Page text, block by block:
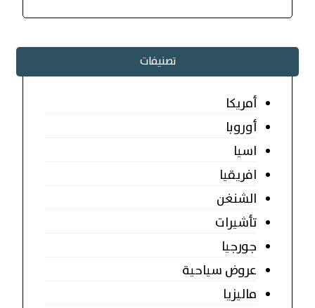
تصنيفات
أمريكا
أوروبا
اسيا
افريقيا
الشنغن
تأشيرات
جورجيا
عروض سياحية
ماليزيا